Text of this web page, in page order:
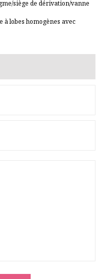
siège de dérivation/vanne
à lobes homogènes avec